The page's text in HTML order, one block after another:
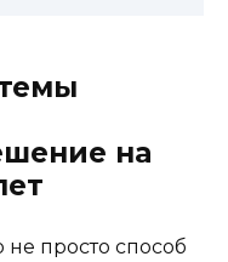
на
просто способ